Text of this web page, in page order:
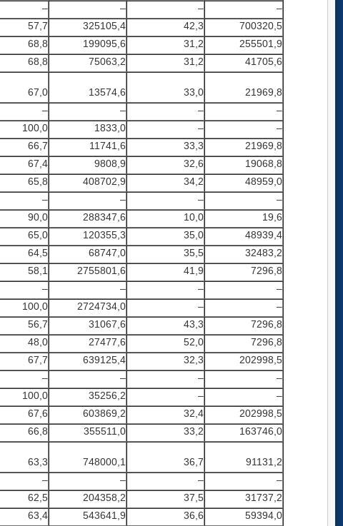
– – –
–
57,7 325105,4 42,3
700320,5
68,8 199095,6 31,2
255501,9
68,8 75063,2 31,2
41705,6
67,0 13574,6 33,0
21969,8
– – –
–
100,0 1833,0 –
–
66,7 11741,6 33,3
21969,8
67,4 9808,9 32,6
19068,8
65,8 408702,9 34,2
48959,0
– – –
–
90,0 288347,6 10,0
19,6
65,0 120355,3 35,0
48939,4
64,5 68747,0 35,5
32483,2
58,1 2755801,6 41,9
7296,8
– – –
–
100,0 2724734,0 –
–
56,7 31067,6 43,3
7296,8
48,0 27477,6 52,0
7296,8
67,7 639125,4 32,3
202998,5
– – –
–
100,0 35256,2 –
–
67,6 603869,2 32,4
202998,5
66,8 355511,0 33,2
163746,0
63,3 748000,1 36,7
91131,2
– – –
–
62,5 204358,2 37,5
31737,2
63,4 543641,9 36,6
59394,0